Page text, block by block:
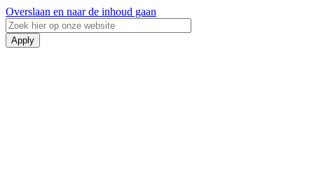
Overslaan en naar de inhoud gaan